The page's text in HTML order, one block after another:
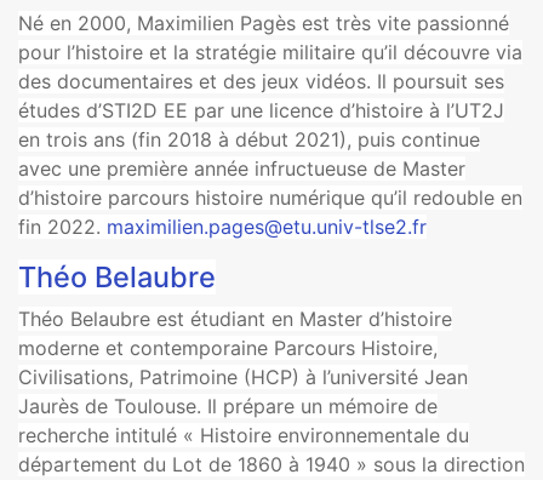
Né en 2000, Maximilien Pagès est très vite passionné
pour l’histoire et la stratégie militaire qu’il découvre via
des documentaires et des jeux vidéos. Il poursuit ses
études d’STI2D EE par une licence d’histoire à l’UT2J
en trois ans (fin 2018 à début 2021), puis continue
avec une première année infructueuse de Master
d’histoire parcours histoire numérique qu’il redouble en
fin 2022. maximilien.pages@etu.univ-tlse2.fr
Théo Belaubre
Théo Belaubre est étudiant en Master d’histoire
moderne et contemporaine Parcours Histoire,
Civilisations, Patrimoine (HCP) à l’université Jean
Jaurès de Toulouse. Il prépare un mémoire de
recherche intitulé « Histoire environnementale du
département du Lot de 1860 à 1940 » sous la direction